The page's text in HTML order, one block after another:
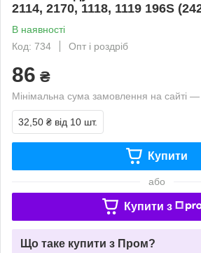
2114, 2170, 1118, 1119 196S
В наявності
Код: 734
Опт і роздріб
86 ₴
Мінімальна сума замовлення на сайті
32,50 ₴ від 10 шт.
Купити
або
Купити з
Що таке купити з Пром?